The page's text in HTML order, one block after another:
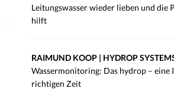
Leitungswasser wieder lieben und die
hilft
RAIMUND KOOP | HYDROP
Wassermonitoring: Das hydrop – eine
richtigen Zeit